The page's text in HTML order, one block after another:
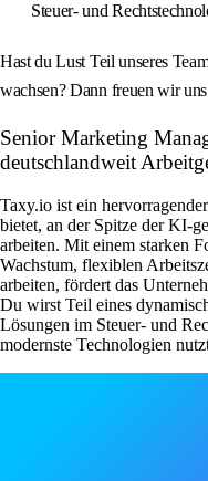
Steuer- und
Hast du Lust Teil unseres
wachsen? Dann freuen wir
Senior Marketing
deutschlandweit
Taxy.io ist ein
bietet, an der Spitze der KI-
arbeiten. Mit einem starken
Wachstum, flexiblen
arbeiten, fördert das
Du wirst Teil eines
Lösungen im Steuer- und
modernste Technologien